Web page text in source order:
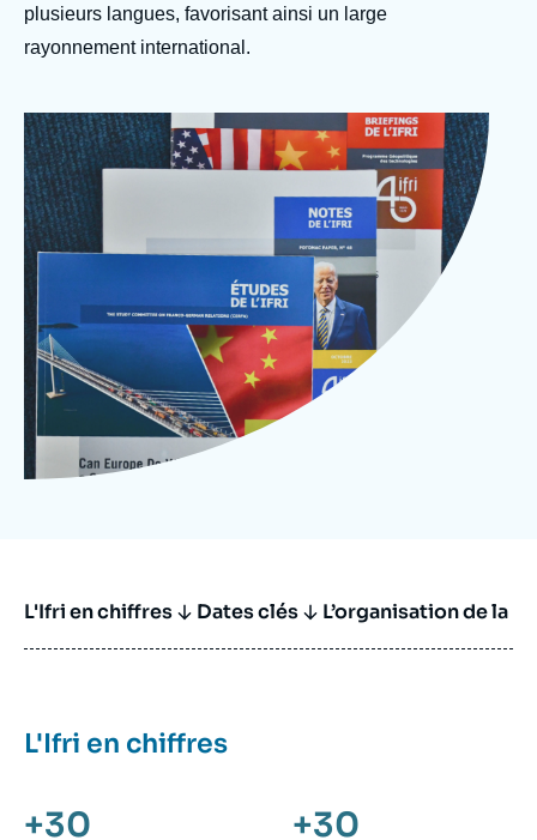
plusieurs langues, favorisant ainsi un large
rayonnement international.
Image
d'en-
tête
Photo Ifri Publications
© Ifri
L'Ifri en chiffres Dates clés L’organisation de la
L'Ifri en chiffres
+30 +30